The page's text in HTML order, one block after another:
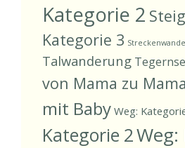
Kategorie 2
Kategorie 3
Talwanderung
von Mama zu Mama
mit Baby Weg:
Kategorie 2